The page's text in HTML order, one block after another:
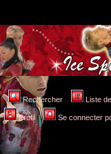
Rechercher Liste
Profil Se connecter